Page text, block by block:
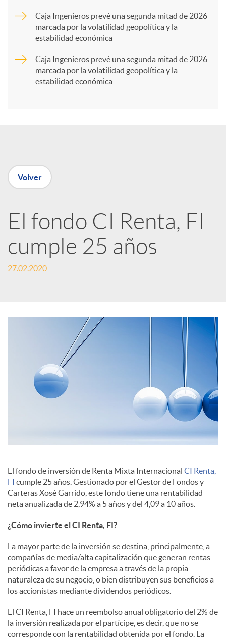
n
e
d
a
l
e
s
Caja Ingenieros prevé una segunda mitad de 2026
marcada por la volatilidad geopolítica y la
estabilidad económica
Caja Ingenieros prevé una segunda mitad de 2026
marcada por la volatilidad geopolítica y la
estabilidad económica
Volver
El fondo CI Renta, FI
cumple 25 años
27.02.2020
El fondo de inversión de Renta Mixta Internacional CI Renta,
FI cumple 25 años. Gestionado por el Gestor de Fondos y
Carteras Xosé Garrido, este fondo tiene una rentabilidad
neta anualizada de 2,94% a 5 años y del 4,09 a 10 años.
¿Cómo invierte el CI Renta, FI?
La mayor parte de la inversión se destina, principalmente, a
compañías de media/alta capitalización que generan rentas
periódicas a favor de la empresa a través de la propia
naturaleza de su negocio, o bien distribuyen sus beneficios a
los accionistas mediante dividendos periódicos.
El CI Renta, FI hace un reembolso anual obligatorio del 2% de
la inversión realizada por el partícipe, es decir, que no se
corresponde con la rentabilidad obtenida por el fondo. La